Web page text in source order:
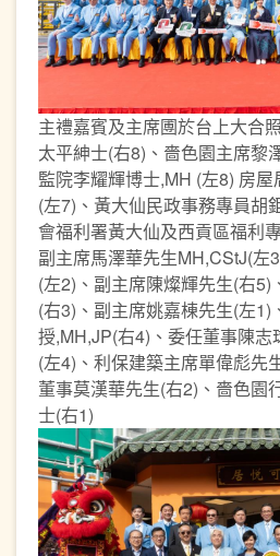
主禮嘉賓及主席圑於台上大合
太平紳士(右8)、嗇色園主席黎
監院李耀輝博士,MH (左8) 房
(左7)、黃大仙民政事務專員胡
會福利署黃大仙及西貢區福利
副主席馬澤華先生MH,CStJ(左
(左2)、副主席陳燦輝先生(右5)
(右3)、副主席姚嘉棟先生(左
授,MH,JP(右4)、委任董事陳
(左4)、利保建築主席單偉彪先
董事莫漢華先生(右2)、嗇色園
士(右1)